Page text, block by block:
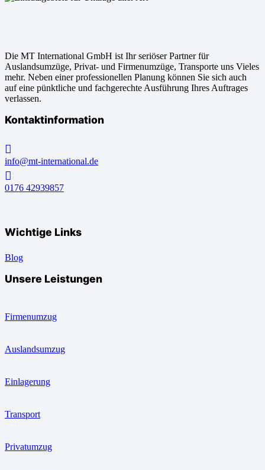
Die MT International GmbH ist Ihr seriöser Partner für
Auslandsumzüge, Privat- und Firmenumzüge, Transporte uns Vieles
mehr. Neben einer professionellen Planung können Sie sich auch
auf eine pünktliche und fachgerechte Ausführung Ihres Auftrages
verlassen.
Kontaktinformation
info@mt-international.de
0176 42939857
Wichtige Links
Blog
Unsere Leistungen
Firmenumzug
Auslandsumzug
Einlagerung
Transport
Privatumzug